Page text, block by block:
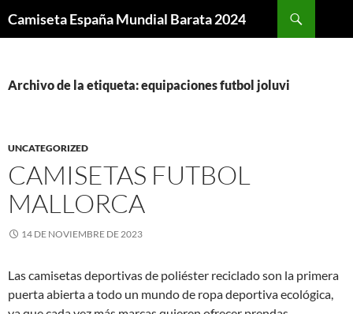
Camiseta España Mundial Barata 2024
Archivo de la etiqueta: equipaciones futbol joluvi
UNCATEGORIZED
CAMISETAS FUTBOL
MALLORCA
14 DE NOVIEMBRE DE 2023
Las camisetas deportivas de poliéster reciclado son la primera
puerta abierta a todo un mundo de ropa deportiva ecológica,